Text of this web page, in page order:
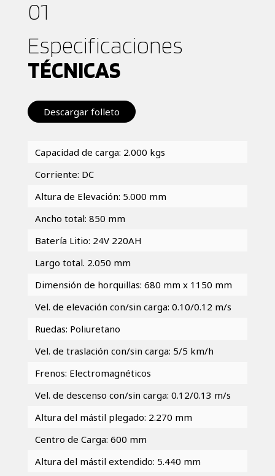
01
Especificaciones
TÉCNICAS
Descargar folleto
Capacidad de carga: 2.000 kgs
Corriente: DC
Altura de Elevación: 5.000 mm
Ancho total: 850 mm
Batería Litio: 24V 220AH
Largo total. 2.050 mm
Dimensión de horquillas: 680 mm x 1150 mm
Vel. de elevación con/sin carga: 0.10/0.12 m/s
Ruedas: Poliuretano
Vel. de traslación con/sin carga: 5/5 km/h
Frenos: Electromagnéticos
Vel. de descenso con/sin carga: 0.12/0.13 m/s
Altura del mástil plegado: 2.270 mm
Centro de Carga: 600 mm
Altura del mástil extendido: 5.440 mm